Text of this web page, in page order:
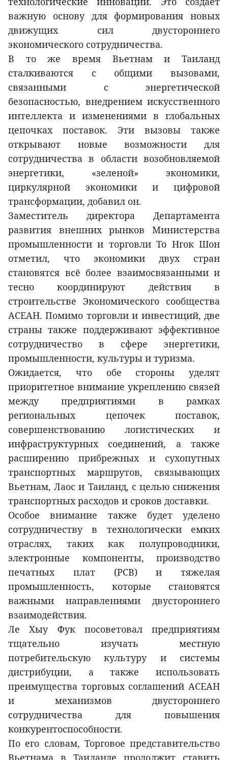
важную основу для формирования новых
движущих сил двустороннего
экономического сотрудничества.
В то же время Вьетнам и Таиланд
сталкиваются с общими вызовами,
связанными с энергетической
безопасностью, внедрением искусственного
интеллекта и изменениями в глобальных
цепочках поставок. Эти вызовы также
открывают новые возможности для
сотрудничества в области возобновляемой
энергетики, «зеленой» экономики,
циркулярной экономики и цифровой
трансформации, добавил он.
Заместитель директора Департамента
развития внешних рынков Министерства
промышленности и торговли То Нгок Шон
отметил, что экономики двух стран
становятся всё более взаимосвязанными и
тесно координируют действия в
строительстве Экономического сообщества
АСЕАН. Помимо торговли и инвестиций, две
страны также поддерживают эффективное
сотрудничество в сфере энергетики,
промышленности, культуры и туризма.
Ожидается, что обе стороны уделят
приоритетное внимание укреплению связей
между предприятиями в рамках
региональных цепочек поставок,
совершенствованию логистических и
инфраструктурных соединений, а также
расширению прибрежных и сухопутных
транспортных маршрутов, связывающих
Вьетнам, Лаос и Таиланд, с целью снижения
транспортных расходов и сроков доставки.
Особое внимание также будет уделено
сотрудничеству в технологически емких
отраслях, таких как полупроводники,
электронные компоненты, производство
печатных плат (PCB) и тяжелая
промышленность, которые становятся
важными направлениями двустороннего
взаимодействия.
Ле Хыу Фук посоветовал предприятиям
тщательно изучать местную
потребительскую культуру и системы
дистрибуции, а также использовать
преимущества торговых соглашений АСЕАН
и механизмов двустороннего
сотрудничества для повышения
конкурентоспособности.
По его словам, Торговое представительство
Вьетнама в Таиланде продолжит ставить